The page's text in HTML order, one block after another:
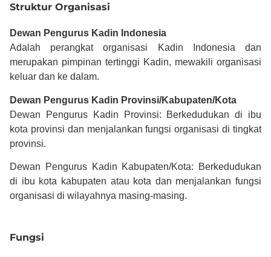
Fungsi
Struktur Organisasi
Dewan Pengurus Kadin Indonesia
Adalah perangkat organisasi Kadin Indonesia dan
merupakan pimpinan tertinggi Kadin, mewakili organisasi
keluar dan ke dalam.
Dewan Pengurus Kadin Provinsi/Kabupaten/Kota
Dewan Pengurus Kadin Provinsi: Berkedudukan di ibu
kota provinsi dan menjalankan fungsi organisasi di tingkat
provinsi.
Dewan Pengurus Kadin Kabupaten/Kota: Berkedudukan
di ibu kota kabupaten atau kota dan menjalankan fungsi
organisasi di wilayahnya masing-masing.